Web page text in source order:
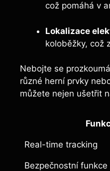
což pomáhá v
Lokalizace
koloběžky, což
Nebojte se
různé herní prvky
můžete nejen ušetřit
Real-time tracking
Bezpečnostní funkce